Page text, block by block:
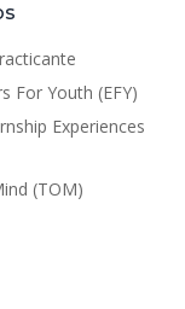
For Youth (EFY)
Experiences
(TOM)